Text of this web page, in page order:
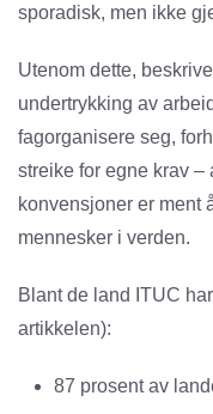
sporadisk, men ikke
Utenom dette,
undertrykking av
fagorganisere seg,
streike for egne krav –
konvensjoner er ment
mennesker i verden.
Blant de land ITUC
artikkelen):
87 prosent av